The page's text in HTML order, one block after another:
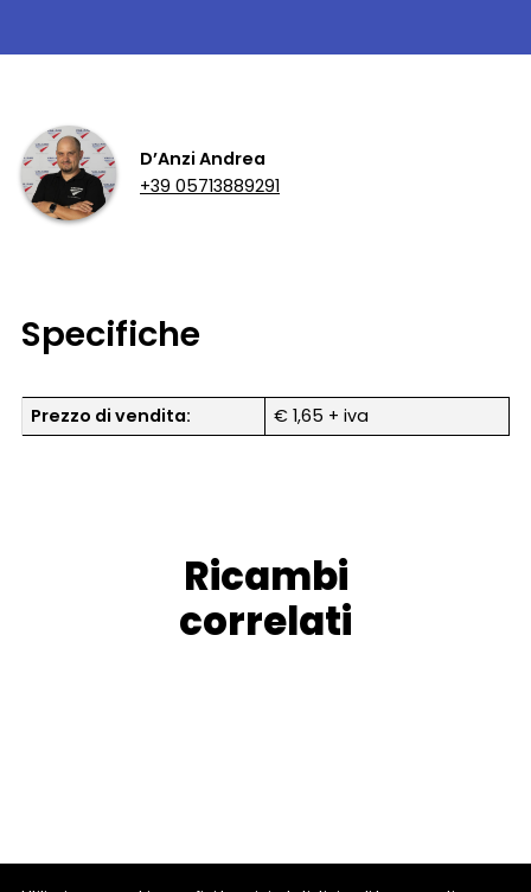
D’Anzi Andrea
+39 05713889291
Specifiche
Prezzo di vendita: € 1,65 + iva
Ricambi
correlati